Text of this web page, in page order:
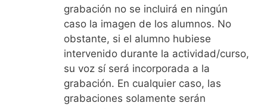
grabación no se incluirá en ningún
caso la imagen de los alumnos. No
obstante, si el alumno hubiese
intervenido durante la actividad/curso,
su voz sí será incorporada a la
grabación. En cualquier caso, las
grabaciones solamente serán